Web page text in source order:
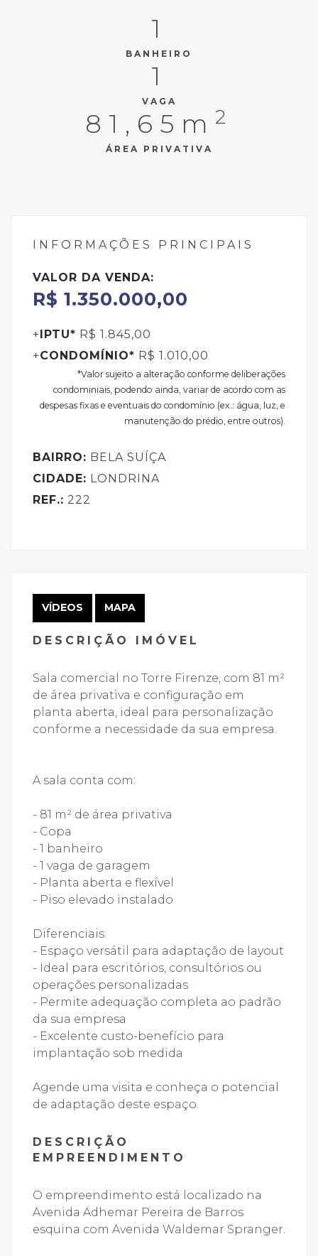
1
BANHEIRO
1
VAGA
81,65m 2
ÁREA PRIVATIVA
INFORMAÇÕES PRINCIPAIS
VALOR DA VENDA:
R$ 1.350.000,00
+ IPTU* R$ 1.845,00
+CONDOMÍNIO* R$ 1.010,00
*Valor sujeito a alteração conforme deliberações
condominiais, podendo ainda, variar de acordo com as
despesas fixas e eventuais do condomínio (ex.: água, luz, e
manutenção do prédio, entre outros).
BAIRRO: BELA SUÍÇA
CIDADE: LONDRINA
REF.: 222
VÍDEOS MAPA
DESCRIÇÃO IMÓVEL
Sala comercial no Torre Firenze, com 81 m²
de área privativa e configuração em
planta aberta, ideal para personalização
conforme a necessidade da sua empresa.
A sala conta com:
- 81 m² de área privativa
- Copa
- 1 banheiro
- 1 vaga de garagem
- Planta aberta e flexível
- Piso elevado instalado
Diferenciais:
- Espaço versátil para adaptação de layout
- Ideal para escritórios, consultórios ou
operações personalizadas
- Permite adequação completa ao padrão
da sua empresa
- Excelente custo-benefício para
implantação sob medida
Agende uma visita e conheça o potencial
de adaptação deste espaço.
DESCRIÇÃO
EMPREENDIMENTO
O empreendimento está localizado na
Avenida Adhemar Pereira de Barros
esquina com Avenida Waldemar Spranger.